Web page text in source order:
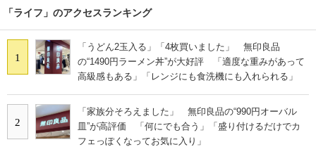
「ライフ」のアクセスランキング
1
「うどん2玉入る」「4枚買いました」 無印良品
の“1490円ラーメン丼”が大好評 「適度な重みがあって
高級感もある」「レンジにも食洗機にも入れられる」
2
「家族分そろえました」 無印良品の“990円オーバル
皿”が高評価 「何にでも合う」「盛り付けるだけでカ
フェっぽくなってお気に入り」